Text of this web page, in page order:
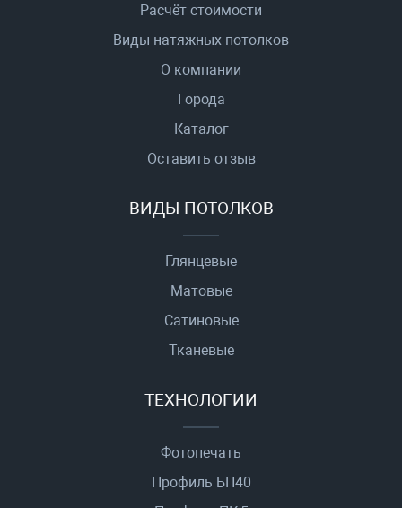
Расчёт стоимости
Виды натяжных потолков
О компании
Города
Каталог
Оставить отзыв
ВИДЫ ПОТОЛКОВ
Глянцевые
Матовые
Сатиновые
Тканевые
ТЕХНОЛОГИИ
Фотопечать
Профиль БП40